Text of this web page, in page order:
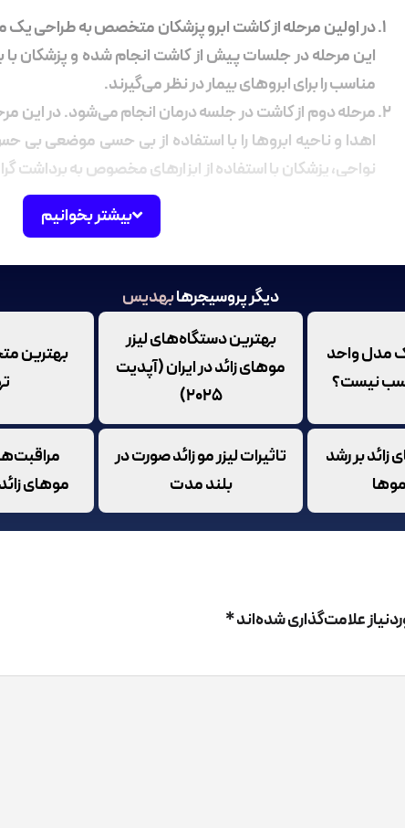
در اولین مرحله از کاشت ابرو پزشکان متخصص به طراحی یک
این مرحله در جلسات پیش از کاشت انجام شده و پزشکان با
مناسب را برای ابروهای بیمار در نظر می‌گیرند.
مرحله دوم از کاشت در جلسه درمان انجام می‌شود. در این
اهدا و ناحیه ابروها را با استفاده از بی حسی موضعی
نواحی، پزشکان با استفاده از ابزارهای مخصوص به برداشت
است با روش‌های مختلفی انجام شود.
در آخرین مرحله از کاشت جراح شروع به ایجاد برش‌های
می‌دهند. توجه داشته باشید که اینکار باید با نهایت دقت و
که به مدت 3 الی 4 روز پس از جراحی محل ابرو و اطراف
بیشتر بخوانیم
دیگر پروسیجرهابهدیس
مدل واحد
نیست؟
بهترین دستگاه‌های لیزر
موهای زائد در ایران (آپدیت
۲۰۲۵)
بهترین
زائد بر رشد
تاثیرات لیزر مو زائد صورت در
بلند مدت
موهای
علامت‌گذاری شده‌اند*